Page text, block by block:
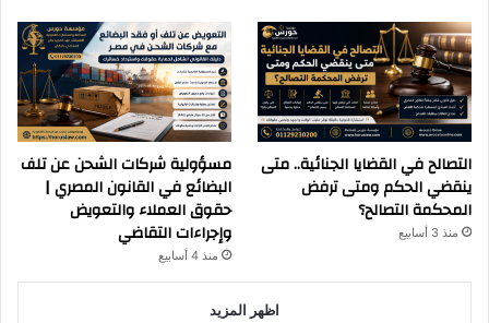
التصالح في القضايا الجنائية.. متى
ينقضي الحكم ومتى ترفض
المحكمة التصالح؟
منذ 3 أسابيع
مسؤولية شركات الشحن عن تلف
البضائع في القانون المصري |
حقوق العملاء والتعويض
وإجراءات التقاضي
منذ 4 أسابيع
اظهر المزيد